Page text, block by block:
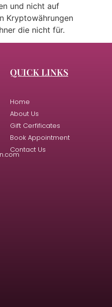
und nicht auf
Kryptowährungen
die nicht für.
QUICK LINKS
Home
About Us
Gift Cerfificates
Book Appointment
Contact Us